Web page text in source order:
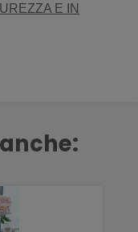
E IN